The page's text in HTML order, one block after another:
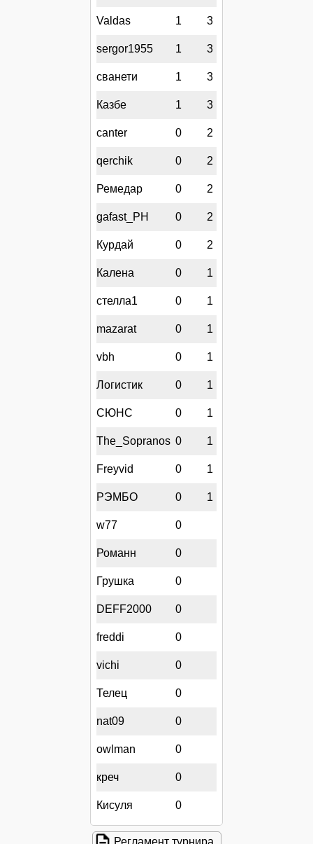
Valdas 1 3
sergor1955 1 3
сванети 1 3
Казбе 1 3
canter 0 2
qerchik 0 2
Ремедар 0 2
gafast_PH 0 2
Курдай 0 2
Калена 0 1
стелла1 0 1
mazarat 0 1
vbh 0 1
Логистик 0 1
СЮНС 0 1
The_Sopranos 0 1
Freyvid 0 1
РЭМБО 0 1
w77 0
Романн 0
Грушка 0
DEFF2000 0
freddi 0
vichi 0
Телец 0
nat09 0
owlman 0
креч 0
Кисуля 0
Регламент турнира